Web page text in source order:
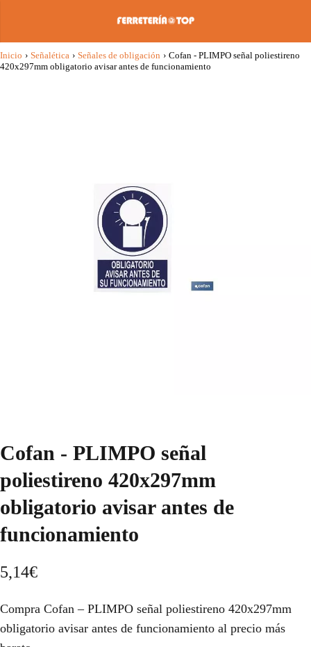
Inicio › Señalética › Señales de obligación › Cofan - PLIMPO señal poliestireno
420x297mm obligatorio avisar antes de funcionamiento
Cofan - PLIMPO señal
poliestireno 420x297mm
obligatorio avisar antes de
funcionamiento
5,14€
Compra Cofan – PLIMPO señal poliestireno 420x297mm
obligatorio avisar antes de funcionamiento al precio más